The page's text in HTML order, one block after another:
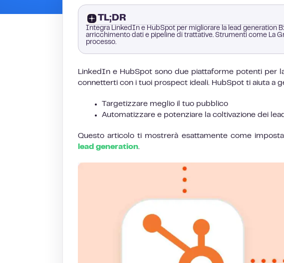
TL;DR
Integra LinkedIn e HubSpot per migliorare la lead generation
arricchimento dati e pipeline di trattative. Strumenti come La
processo.
LinkedIn e HubSpot sono due piattaforme potenti per
connetterti con i tuoi prospect ideali. HubSpot ti aiuta a
Targetizzare meglio il tuo pubblico
Automatizzare e potenziare la coltivazione dei
Questo articolo ti mostrerà esattamente come
lead generation.